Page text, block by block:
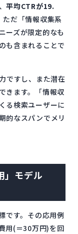
平均CTRが19.
だ「情報収集系
ーズが限定的なも
も含まれることで
ですし、また潜在
きます。「情報収
る検索ユーザーに
的なスパンでメリ
」モデル
です。その応用例
用(＝30万円)を回